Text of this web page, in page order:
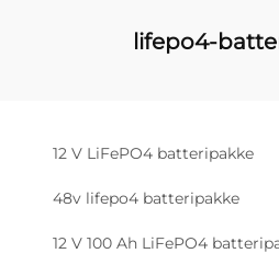
lifepo4-
12 V LiFePO4 batteripakke
48v lifepo4 batteripakke
12 V 100 Ah LiFePO4